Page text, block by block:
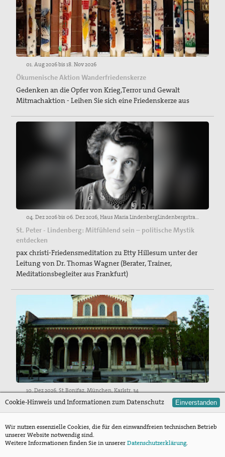
01. Aug 2026 bis 18. Nov 2026
Ökumenische Aktion Wanderfriedenskerze
Gedenken an die Opfer von Krieg,Terror und Gewalt
Mitmachaktion - Leihen Sie sich eine Friedenskerze aus
04. Dez 2026 bis 06. Dez 2026, Haus Maria LindenbergLindenbergstraße 25, 79271 St. PeterAnmeldungen erbeten an:Carmen Piazzi. Verwaltung. Telefon: +49 761 5144 228 · carmen.piazzi@seelsorgeamt-freiburg.de. Erzbischöfliches Seelsorgeamt. Abt IV-Sozialpastoral.
St. Peter - Lindenberg: Mitfühlend sein – politische Mystik
entdecken
pax christi-Friedensmeditation zu Etty Hillesum unter der
Leitung von Dr. Thomas Wagner (Berater, Trainer,
Meditationsbegleiter aus Frankfurt)
10. Dez 2026, St.Bonifaz, München, Karlstr. 34
Friedensgottesdienst
pax christi lädt ein zum monatlichen Friedensgottesdienst in
der Krypta von St. Bonifaz. Im Dezember wird unsere
Vorsitzende, Eva Haubenthaler, den Gottesdienst mit uns
feiern.
Cookie-Hinweis und Informationen zum Datenschutz Einverstanden
Wir nutzen essenzielle Cookies, die für den einwandfreien technischen Betrieb
unserer Website notwendig sind.
Weitere Informationen finden Sie in unsererDatenschutzerklärung.